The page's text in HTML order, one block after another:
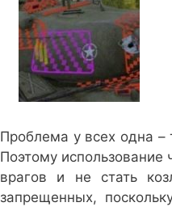
Проблема у всех одна –
Поэтому
врагов и не стать
запрещенных,